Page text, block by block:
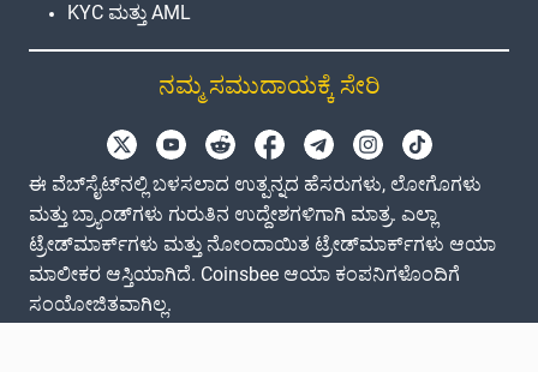
KYC ಮತ್ತು AML
ನಮ್ಮ ಸಮುದಾಯಕ್ಕೆ ಸೇರಿ
ಈ ವೆಬ್‌ಸೈಟ್‌ನಲ್ಲಿ ಬಳಸಲಾದ ಉತ್ಪನ್ನದ ಹೆಸರುಗಳು, ಲೋಗೊಗಳು
ಮತ್ತು ಬ್ರ್ಯಾಂಡ್‌ಗಳು ಗುರುತಿನ ಉದ್ದೇಶಗಳಿಗಾಗಿ ಮಾತ್ರ. ಎಲ್ಲಾ
ಟ್ರೇಡ್‌ಮಾರ್ಕ್‌ಗಳು ಮತ್ತು ನೋಂದಾಯಿತ ಟ್ರೇಡ್‌ಮಾರ್ಕ್‌ಗಳು ಆಯಾ
ಮಾಲೀಕರ ಆಸ್ತಿಯಾಗಿದೆ. Coinsbee ಆಯಾ ಕಂಪನಿಗಳೊಂದಿಗೆ
ಸಂಯೋಜಿತವಾಗಿಲ್ಲ.